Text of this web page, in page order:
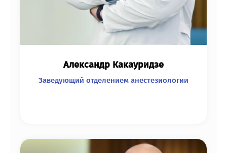
Александр Какауридзе
Заведующий отделением анестезиологии